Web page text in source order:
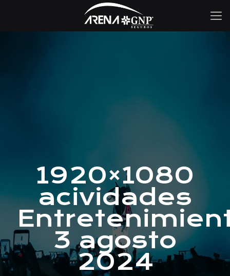
1920×1080
acividades
3 agosto
2024